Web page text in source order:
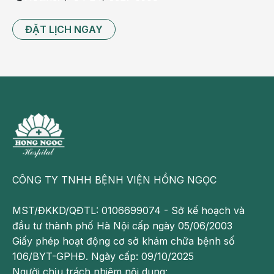
đặc biệt là trẻ sinh non, nhẹ cân, trẻ bệnh lý hoặc
Ngọc đã sẵn sàng tiếp nhận nguồn sữa hiến tặng từ
cộng đồng mẹ bỉm với quy trình triển khai nghiêm
ngặt từ tư vấn, sàng lọc, hướng dẫn vắt – trữ sữa đến
bảo quản và vận chuyển an toàn.
ĐẶT LỊCH NGAY
CÔNG TY TNHH BỆNH VIỆN HỒNG NGỌC
MST/ĐKKD/QĐTL: 0106699074 - Sở kế hoạch và
đầu tư thành phố Hà Nội cấp ngày 05/06/2003
Giấy phép hoạt động cơ sở khám chữa bệnh số
106/BYT-GPHĐ. Ngày cấp: 09/10/2025